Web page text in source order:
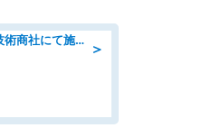
＞
工事・土木施工管理/総合技術商社にて施工管理のお仕事/即日勤務可/車通勤可/工事・土木施工管理/生産・品質管理